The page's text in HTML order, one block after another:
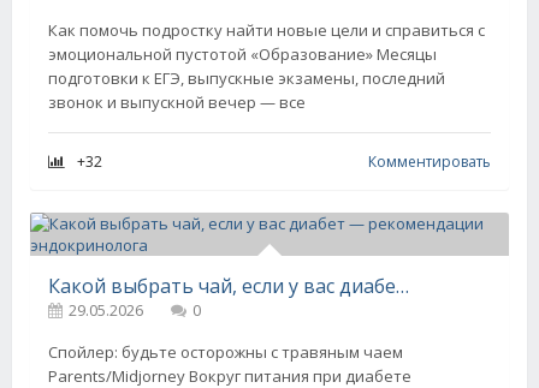
Как помочь подростку найти новые цели и справиться с
эмоциональной пустотой «Образование» Месяцы
подготовки к ЕГЭ, выпускные экзамены, последний
звонок и выпускной вечер — все
+32 Комментировать
Какой выбрать чай, если у вас диабет — рекомендации эндокринолога
29.05.2026
0
Спойлер: будьте осторожны с травяным чаем
Parents/Midjorney Вокруг питания при диабете